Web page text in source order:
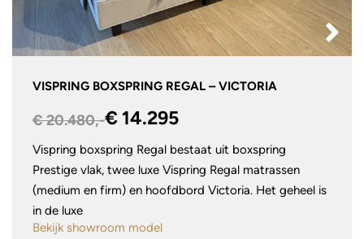
VISPRING BOXSPRING REGAL – VICTORIA
€ 20.480,-€ 14.295
Vispring boxspring Regal bestaat uit boxspring
Prestige vlak, twee luxe Vispring Regal matrassen
(medium en firm) en hoofdbord Victoria. Het geheel is
in de luxe
Bekijk showroom model